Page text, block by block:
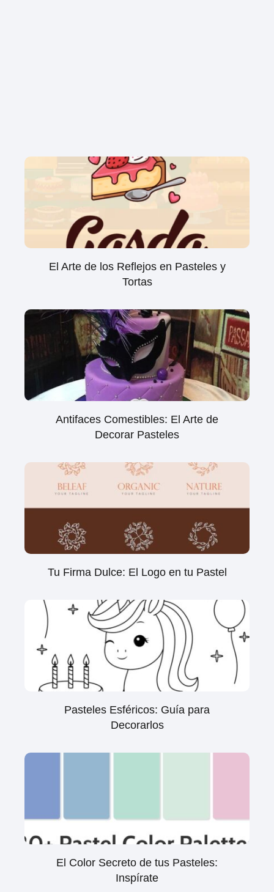
El Arte de los Reflejos en Pasteles y
Tortas
Antifaces Comestibles: El Arte de
Decorar Pasteles
Tu Firma Dulce: El Logo en tu Pastel
Pasteles Esféricos: Guía para
Decorarlos
El Color Secreto de tus Pasteles:
Inspírate